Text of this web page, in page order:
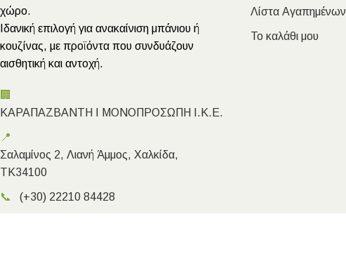
χώρο.
Ιδανική επιλογή για ανακαίνιση μπάνιου ή
κουζίνας, με προϊόντα που συνδυάζουν
αισθητική και αντοχή.
🏢
ΚΑΡΑΠΑΖΒΑΝΤΗ Ι ΜΟΝΟΠΡΟΣΩΠΗ Ι.Κ.Ε.
📍
Σαλαμίνος 2, Λιανή Άμμος, Χαλκίδα,
ΤΚ34100
📞 (+30) 22210 84428
Λίστα Αγαπημένων
Το καλάθι μου